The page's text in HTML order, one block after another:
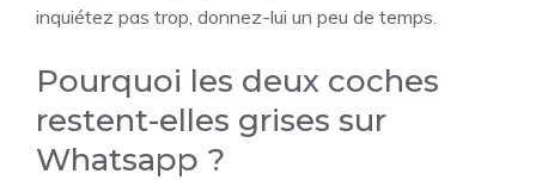
inquiétez pas trop, donnez-lui un peu de temps.
Pourquoi les deux coches
restent-elles grises sur
Whatsapp ?